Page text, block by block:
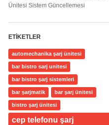
Ünitesi Sistem Güncellemesi
ETIKETLER
automechanika şarj ünitesi
bar bistro sarj unitesi
bar bistro şarj sistemleri
bar şarjmatik bar şarj ünitesi
bistro şarj ünitesi
cep telefonu şarj